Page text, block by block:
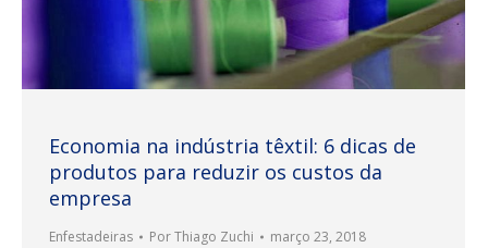
Economia na indústria têxtil: 6 dicas de
produtos para reduzir os custos da
empresa
Enfestadeiras PorThiago Zuchi março 23, 2018